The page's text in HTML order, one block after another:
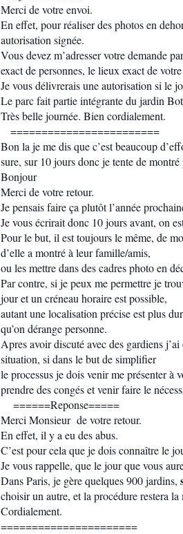
Merci de votre envoi.
En effet, pour réaliser des photos en
autorisation signée.
Vous devez m’adresser votre demande
exact de personnes, le lieux exact de
Je vous délivrerais une autorisation si le
Le parc fait partie intégrante du jardin
Très belle journée. Bien cordialement.
========================
Bon la je me dis que c’est beaucoup
sure, sur 10 jours donc je tente de
Bonjour
Merci de votre retour.
Je pensais faire ça plutôt l’année
Je vous écrirait donc 10 jours avant, on
Pour le but, il est toujours le même, de
d’elle a montré à leur famille/amis,
ou les mettre dans des cadres photo en
Par contre, si je peux me permettre je
jour et un créneau horaire est possible,
autant une localisation précise est plus
qu’on dérange personne.
Apres avoir discuté avec des gardiens
situation, si dans le but de simplifier
le processus je dois venir me présenter à
prendre des congés et venir faire le
======Reponse=====
Merci Monsieur de votre retour.
En effet, il y a eu des abus.
C’est pour cela que je dois connaître le
Je vous rappelle, que le jour que vous
Dans Paris, je gère quelques 900 jardins,
choisir un autre, et la procédure restera la
Cordialement.
======================